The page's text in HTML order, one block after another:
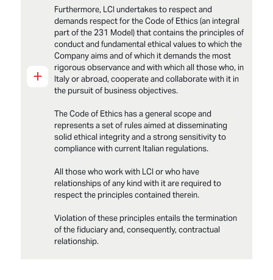
+
Furthermore, LCI undertakes to respect and
demands respect for the Code of Ethics (an integral
part of the 231 Model) that contains the principles of
conduct and fundamental ethical values to which the
Company aims and of which it demands the most
rigorous observance and with which all those who, in
Italy or abroad, cooperate and collaborate with it in
the pursuit of business objectives.
The Code of Ethics has a general scope and
represents a set of rules aimed at disseminating
solid ethical integrity and a strong sensitivity to
compliance with current Italian regulations.
All those who work with LCI or who have
relationships of any kind with it are required to
respect the principles contained therein.
Violation of these principles entails the termination
of the fiduciary and, consequently, contractual
relationship.